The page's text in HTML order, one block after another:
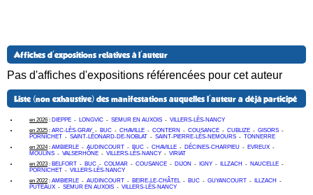
Affiches d'expositions relatives à l'auteur
Pas d'affiches d'expositions référencées pour cet auteur
Liste (non exhaustive) des manifestations auquelles l'auteur a déjà participé
en 2026 : DIEPPE - LONGVIC - SEMUR EN AUXOIS - VILLERS-LÈS-NANCY
en 2025 : ARC-LÈS-GRAY - BUC - CHAVILLE - CONTERN - COUSANCE - CUBLIZE - GISORS -
PORNICHET - SAINT-LÉONARD-DE-NOBLAT - SAINT-PIERRE-LÈS-NEMOURS - TONNERRE
en 2024: AMBIERLE - AUDINCOURT - BUC - CHAVILLE - DÉCINES-CHARPIEU - EVREUX -
MOULINS - VALSERHÔNE - VILLERS-LÈS-NANCY - VIRIAT
en 2023 : BELFORT - BUC - COLMAR - COUSANCE - DIJON - IGNY - ILLZACH - NAUCELLE -
PORNICHET - VILLERS-LÈS-NANCY
en 2022 : AMBIERLE - AUDINCOURT - BEIRE-LE-CHÂTEL- BUC - GUYANCOURT - ILLZACH -
PUTEAUX - SEMUR EN AUXOIS - VILLERS-LÈS-NANCY